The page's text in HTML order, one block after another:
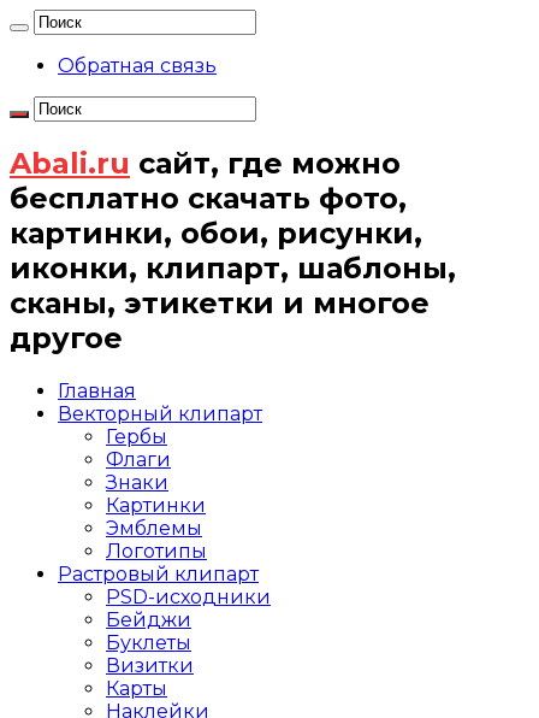
Обратная связь
Abali.ru сайт, где можно
бесплатно скачать фото,
картинки, обои, рисунки,
иконки, клипарт, шаблоны,
сканы, этикетки и многое
другое
Главная
Векторный клипарт
Гербы
Флаги
Знаки
Картинки
Эмблемы
Логотипы
Растровый клипарт
PSD-исходники
Бейджи
Буклеты
Визитки
Карты
Наклейки